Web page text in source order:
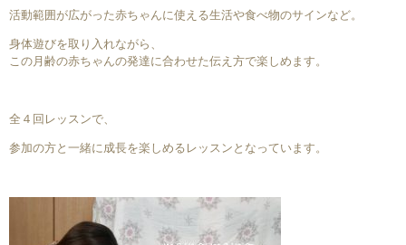
活動範囲が広がった赤ちゃんに使える生活や食べ物のサインなど。
身体遊びを取り入れながら、
この月齢の赤ちゃんの発達に合わせた伝え方で楽しめます。
全４回レッスンで、
参加の方と一緒に成長を楽しめるレッスンとなっています。